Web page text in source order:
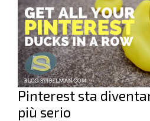
Pinterest sta
più serio